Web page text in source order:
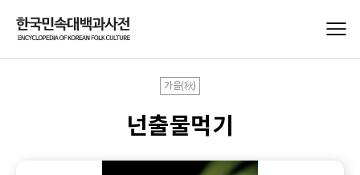
가을(秋)
넌출물먹기